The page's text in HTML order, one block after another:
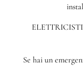
Se hai un